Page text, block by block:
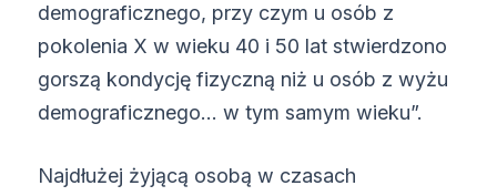
demograficznego, przy czym u osób z
pokolenia X w wieku 40 i 50 lat stwierdzono
gorszą kondycję fizyczną niż u osób z wyżu
demograficznego… w tym samym wieku”.
Najdłużej żyjącą osobą w czasach